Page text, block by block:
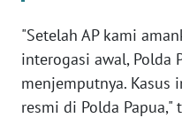
"Setelah AP kami
interogasi awal, Polda
menjemputnya. Kasus
resmi di Polda Papua,"
NTT
WN
KEPRI